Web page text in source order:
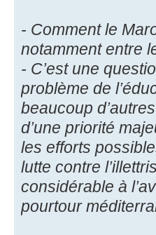
- Comment le
notamment entre
- C’est une
problème de
beaucoup
d’une priorité
les efforts
lutte contre
considérable à
pourtour